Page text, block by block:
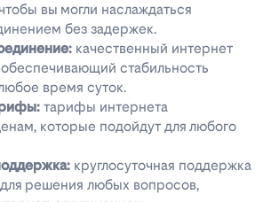
вы могли наслаждаться
без задержек.
качественный интернет
стабильность
время суток.
тарифы интернета
которые подойдут для любого
круглосуточная поддержка
решения любых вопросов,